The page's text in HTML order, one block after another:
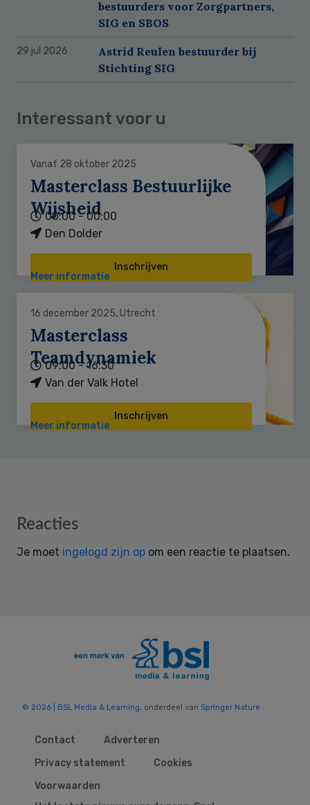
bestuurders voor Zorgpartners,
SIG en SBOS
29 jul 2026
Astrid Reulen bestuurder bij
Stichting SIG
Interessant voor u
Vanaf 28 oktober 2025
Masterclass Bestuurlijke
Wijsheid
00:00 - 00:00
Den Dolder
Inschrijven
Meer informatie
16 december 2025, Utrecht
Masterclass
Teamdynamiek
09:00 - 16:30
Van der Valk Hotel
Inschrijven
Meer informatie
Reader
Reacties
Je moet ingelogd zijn op om een reactie te plaatsen.
© 2026 | BSL Media & Learning, onderdeel van Springer Nature
Contact
Adverteren
Privacy statement
Cookies
Voorwaarden